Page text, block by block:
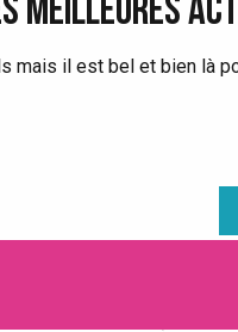
MEILLEURES
mais il est bel et bien là